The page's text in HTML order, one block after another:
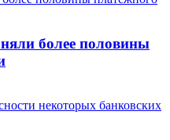
более половины